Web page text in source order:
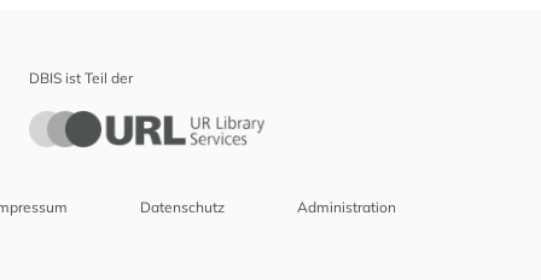
DBIS ist Teil der
Datenschutz Administration